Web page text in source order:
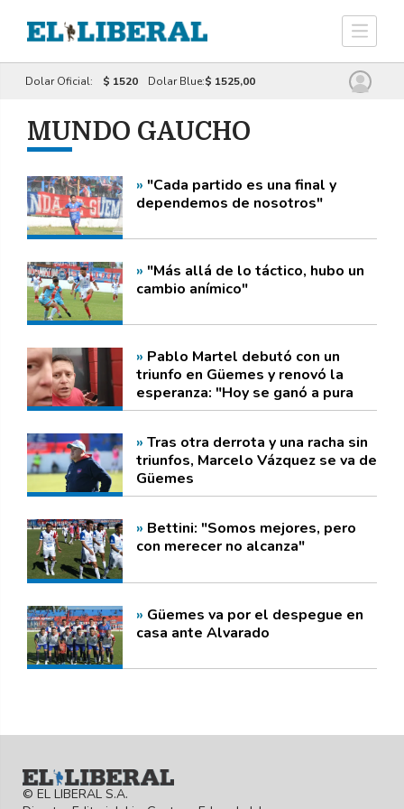
Dolar Oficial: $ 1520 Dolar Blue:$ 1525,00
MUNDO GAUCHO
"Cada partido es una final y
dependemos de nosotros"
"Más allá de lo táctico, hubo un
cambio anímico"
Pablo Martel debutó con un
triunfo en Güemes y renovó la
esperanza: "Hoy se ganó a pura
actitud"
Tras otra derrota y una racha sin
triunfos, Marcelo Vázquez se va de
Güemes
Bettini: "Somos mejores, pero
con merecer no alcanza"
Güemes va por el despegue en
casa ante Alvarado
Ha ocurrido un error en la busqueda
Ver
© EL LIBERAL S.A.